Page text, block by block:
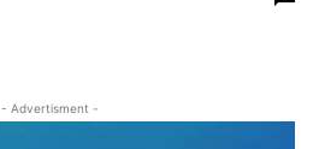
- Advertisment -